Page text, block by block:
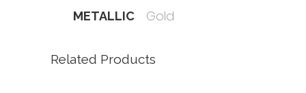
METALLIC Gold
Related Products